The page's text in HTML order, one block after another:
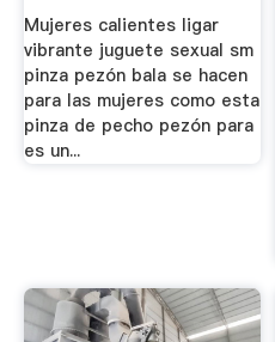
Mujeres calientes ligar
vibrante juguete sexual sm
pinza pezón bala se hacen
para las mujeres como esta
pinza de pecho pezón para
es un...